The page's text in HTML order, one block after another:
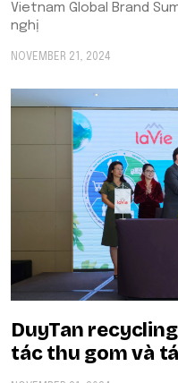
Vietnam Global Brand
nghị
NOVEMBER 21, 2024
DuyTan
tác thu gom và